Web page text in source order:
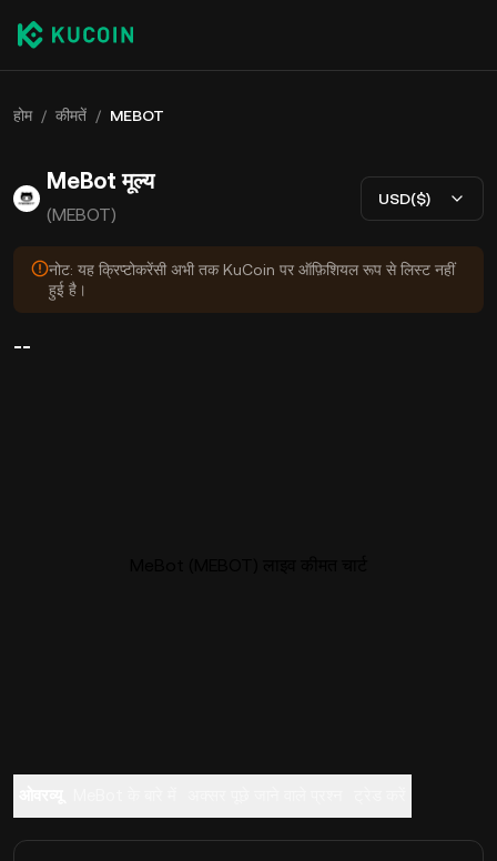
होम / कीमतें / MEBOT
MeBot मूल्य
(MEBOT)
USD($)
नोट: यह क्रिप्टोकरेंसी अभी तक KuCoin पर ऑफ़िशियल रूप से लिस्ट नहीं
हुई है।
--